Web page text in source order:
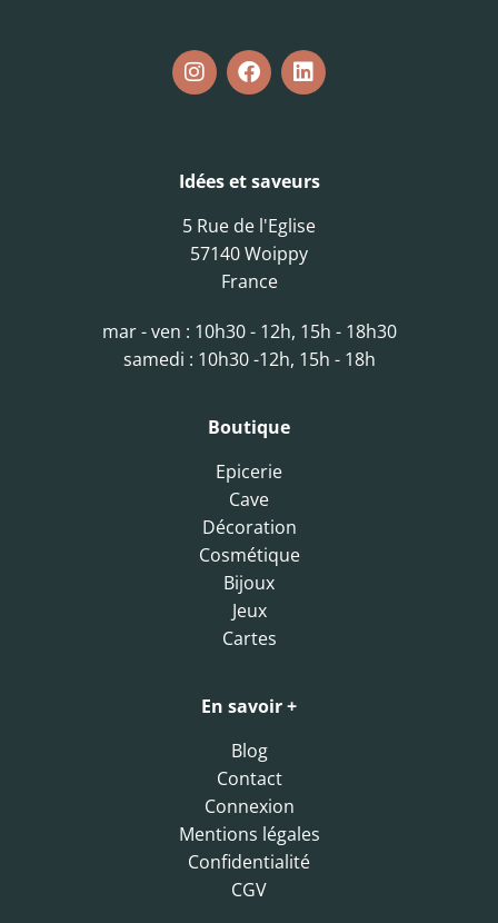
Idées et saveurs
5 Rue de l'Eglise
57140 Woippy
France
mar - ven : 10h30 - 12h, 15h - 18h30
samedi : 10h30 -12h, 15h - 18h
Boutique
Epicerie
Cave
Décoration
Cosmétique
Bijoux
Jeux
Cartes
En savoir +
Blog
Contact
Connexion
Mentions légales
Confidentialité
CGV